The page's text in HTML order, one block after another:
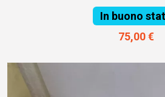
In buono
75,00 €